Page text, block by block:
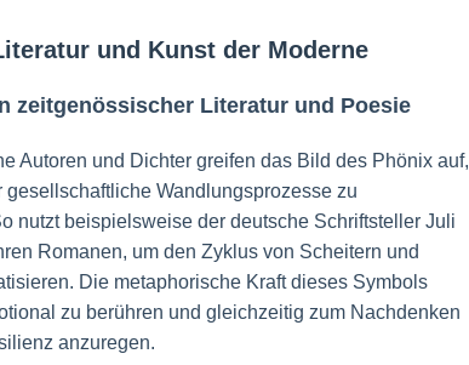
und Kunst der Moderne
zeitgenössischer Literatur und Poesie
Autoren und Dichter greifen das Bild des Phönix auf,
gesellschaftliche Wandlungsprozesse zu
nutzt beispielsweise der deutsche Schriftsteller Juli
Romanen, um den Zyklus von Scheitern und
Die metaphorische Kraft dieses Symbols
zu berühren und gleichzeitig zum Nachdenken
anzuregen.